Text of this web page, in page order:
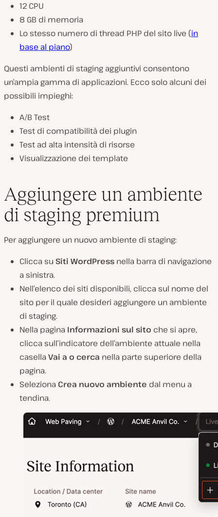
12 CPU
8 GB di memoria
Lo stesso numero di thread PHP del sito live (in
base al piano)
Questi ambienti di staging aggiuntivi consentono
un’ampia gamma di applicazioni. Ecco solo alcuni dei
possibili impieghi:
A/B Test
Test di compatibilità dei plugin
Test ad alta intensità di risorse
Visualizzazione dei template
Aggiungere un ambiente
di staging premium
Per aggiungere un nuovo ambiente di staging:
Clicca su Siti WordPress nella barra di navigazione
a sinistra.
Nell’elenco dei siti disponibili, clicca sul nome del
sito per il quale desideri aggiungere un ambiente
di staging.
Nella pagina Informazioni sul sito che si apre,
clicca sull’indicatore dell’ambiente attuale nella
casella Vai a o cerca nella parte superiore della
pagina.
Seleziona Crea nuovo ambiente dal menu a
tendina.